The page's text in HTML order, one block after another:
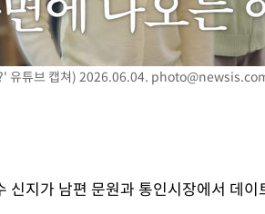
유튜브 캡쳐) 2026.06.04.
신지가 남편 문원과 통인시장에서 데이